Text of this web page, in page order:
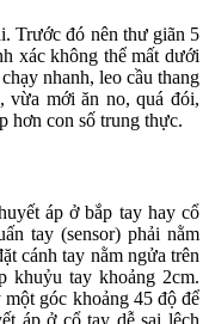
Trước đó nên thư giãn 5
xác không thể mất dưới
nhanh, leo cầu thang
vừa mới ăn no, quá đói,
hơn con số trung thực.
áp ở bắp tay hay cổ
tay (sensor) phải nằm
cánh tay nằm ngửa trên
khuỷu tay khoảng 2cm.
góc khoảng 45 độ để
áp ở cổ tay dễ sai lệch